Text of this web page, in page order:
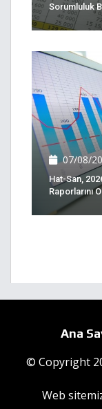
Sorumluluk
07/08/
Hat-San,
Raporlarını
Ana
© Copyright
Web